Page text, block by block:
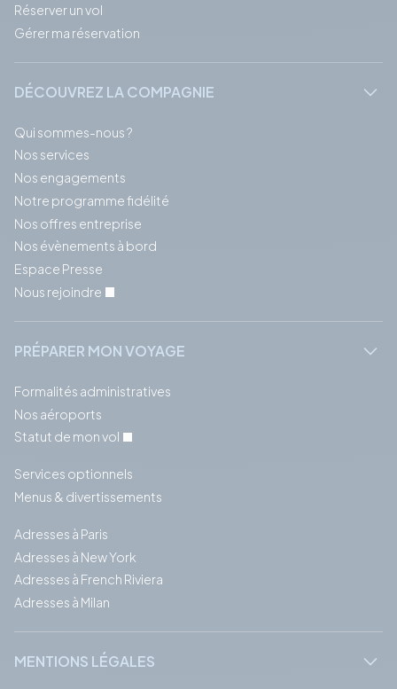
Réserver un vol
Gérer ma réservation
DÉCOUVREZ LA COMPAGNIE
Qui sommes-nous ?
Nos services
Nos engagements
Notre programme fidélité
Nos offres entreprise
Nos évènements à bord
Espace Presse
Nous rejoindre
PRÉPARER MON VOYAGE
Formalités administratives
Nos aéroports
Statut de mon vol
Services optionnels
Menus & divertissements
Adresses à Paris
Adresses à New York
Adresses à French Riviera
Adresses à Milan
MENTIONS LÉGALES